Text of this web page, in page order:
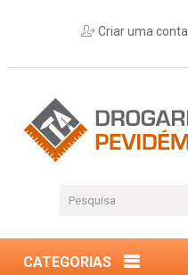
Criar uma conta
CATEGORIAS